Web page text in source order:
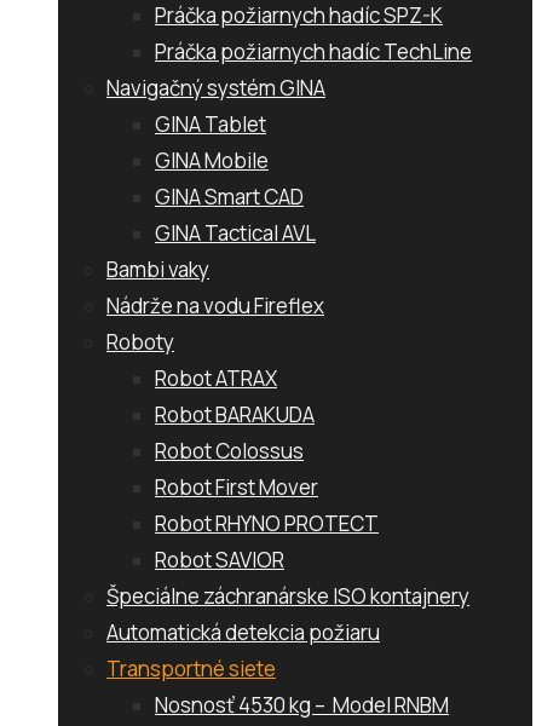
Práčka požiarnych hadíc SPZ-K
Práčka požiarnych hadíc TechLine
Navigačný systém GINA
GINA Tablet
GINA Mobile
GINA Smart CAD
GINA Tactical AVL
Bambi vaky
Nádrže na vodu Fireflex
Roboty
Robot ATRAX
Robot BARAKUDA
Robot Colossus
Robot First Mover
Robot RHYNO PROTECT
Robot SAVIOR
Špeciálne záchranárske ISO kontajnery
Automatická detekcia požiaru
Transportné siete
Nosnosť 4530 kg – Model RNBM